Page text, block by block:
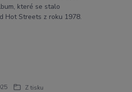
které se stalo
Hot Streets z roku 1978.
Z tisku